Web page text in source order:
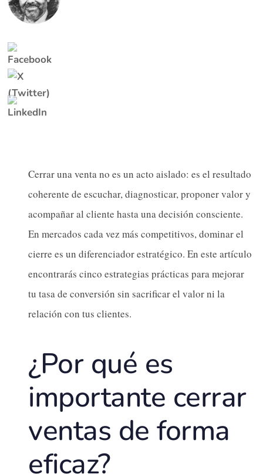
Cerrar una venta no es un acto aislado: es el resultado
coherente de escuchar, diagnosticar, proponer valor y
acompañar al cliente hasta una decisión consciente.
En mercados cada vez más competitivos, dominar el
cierre es un diferenciador estratégico. En este artículo
encontrarás cinco estrategias prácticas para mejorar
tu tasa de conversión sin sacrificar el valor ni la
relación con tus clientes.
¿Por qué es
importante cerrar
ventas de forma
eficaz?